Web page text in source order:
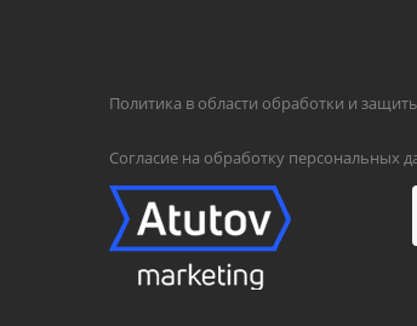
Политика в области обработки и
Согласие на обработку персональных